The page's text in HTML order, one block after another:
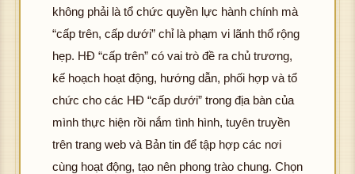
không phải là tổ chức quyền lực hành chính mà
“cấp trên, cấp dưới” chỉ là phạm vi lãnh thổ rộng
hẹp. HĐ “cấp trên” có vai trò đề ra chủ trương,
kế hoạch hoạt động, hướng dẫn, phối hợp và tổ
chức cho các HĐ “cấp dưới” trong địa bàn của
mình thực hiện rồi nắm tình hình, tuyên truyền
trên trang web và Bản tin để tập hợp các nơi
cùng hoạt động, tạo nên phong trào chung. Chọn